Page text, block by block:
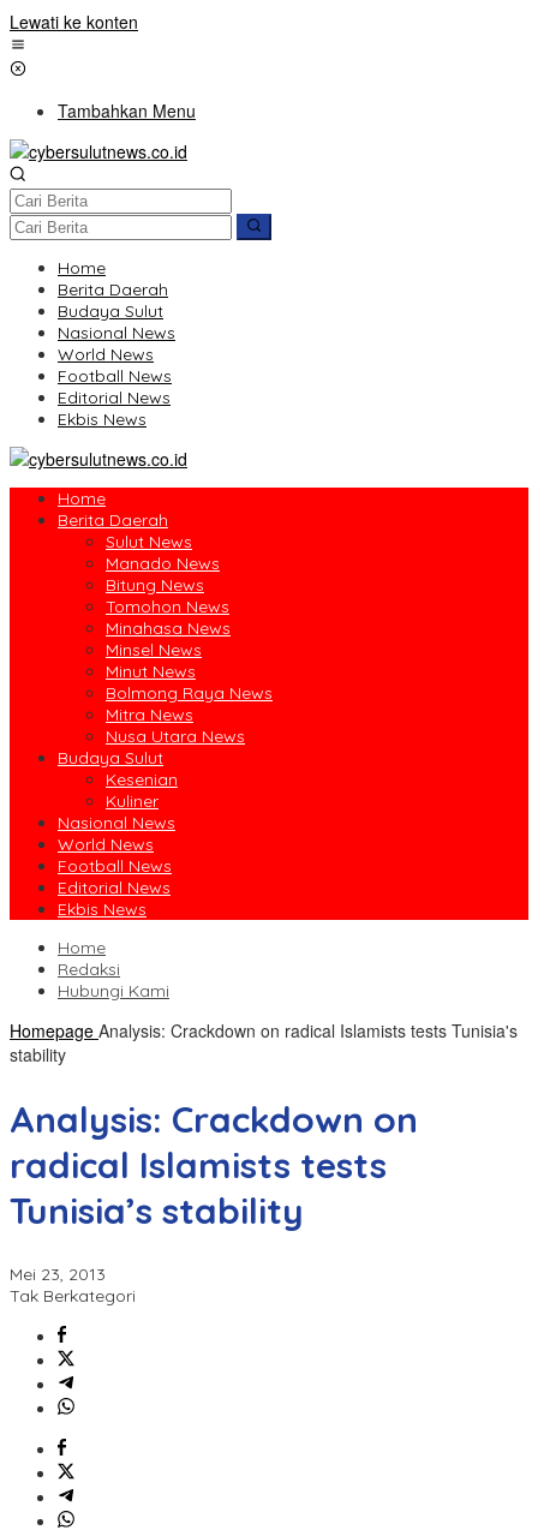
Lewati ke konten
Tambahkan Menu
Home
Berita Daerah
Budaya Sulut
Nasional News
World News
Football News
Editorial News
Ekbis News
Home
Berita Daerah
Sulut News
Manado News
Bitung News
Tomohon News
Minahasa News
Minsel News
Minut News
Bolmong Raya News
Mitra News
Nusa Utara News
Budaya Sulut
Kesenian
Kuliner
Nasional News
World News
Football News
Editorial News
Ekbis News
Home
Redaksi
Hubungi Kami
Homepage Analysis: Crackdown on radical Islamists tests Tunisia's
stability
Analysis: Crackdown on
radical Islamists tests
Tunisia’s stability
Mei 23, 2013
Tak Berkategori